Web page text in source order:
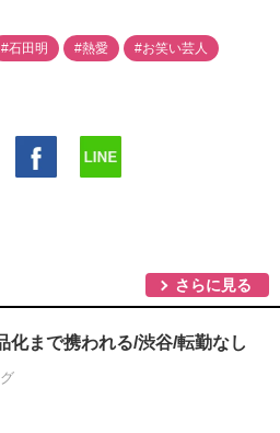
#石田明 #熱愛 #お笑い芸人
さらに見る
化まで携われる/渋谷/転勤なし